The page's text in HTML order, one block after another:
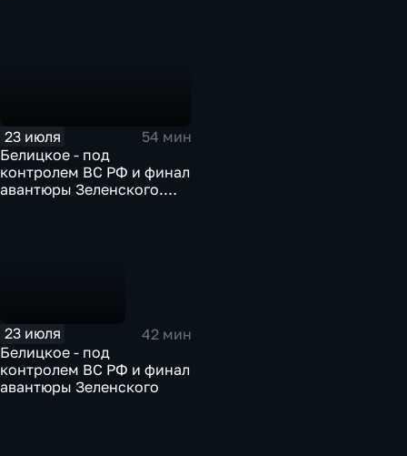
23 июля
54 мин
Белицкое - под
контролем ВС РФ и финал
авантюры Зеленского.
23 июля
42 мин
Белицкое - под
контролем ВС РФ и финал
авантюры Зеленского